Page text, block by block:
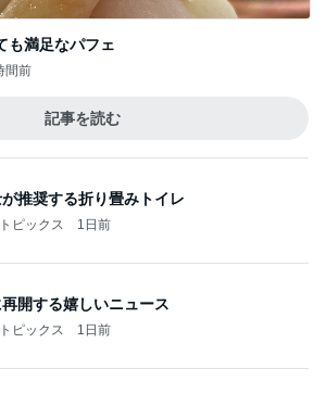
ピックス 1日前
ピックス 1日前
しなかったご飯の急なブーム
ピックス 20時間前